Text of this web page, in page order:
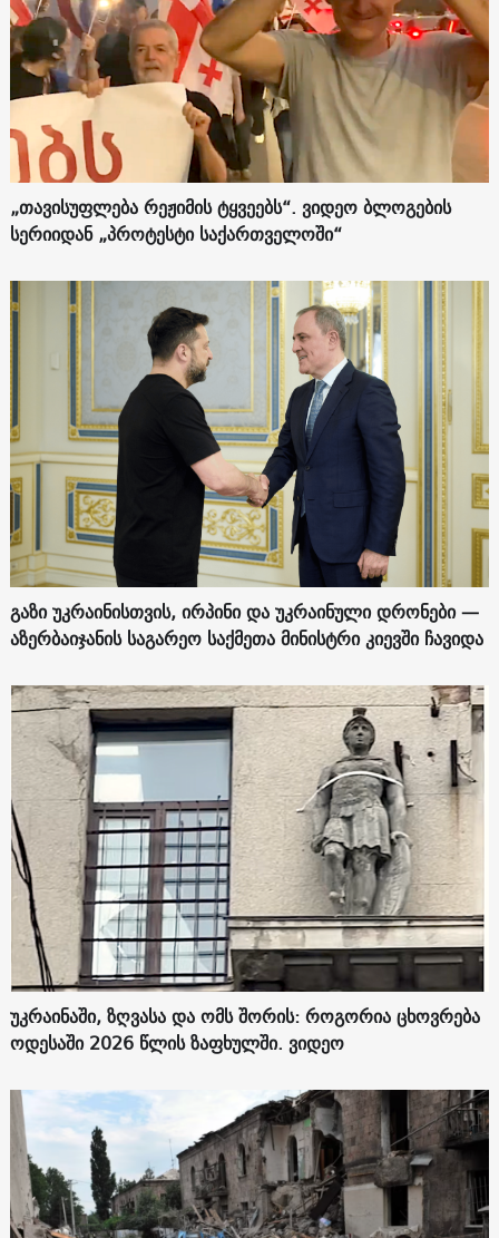
„თავისუფლება რეჟიმის ტყვეებს“. ვიდეო ბლოგების
სერიიდან „პროტესტი საქართველოში“
გაზი უკრაინისთვის, ირპინი და უკრაინული დრონები —
აზერბაიჯანის საგარეო საქმეთა მინისტრი კიევში ჩავიდა
უკრაინაში, ზღვასა და ომს შორის: როგორია ცხოვრება
ოდესაში 2026 წლის ზაფხულში. ვიდეო